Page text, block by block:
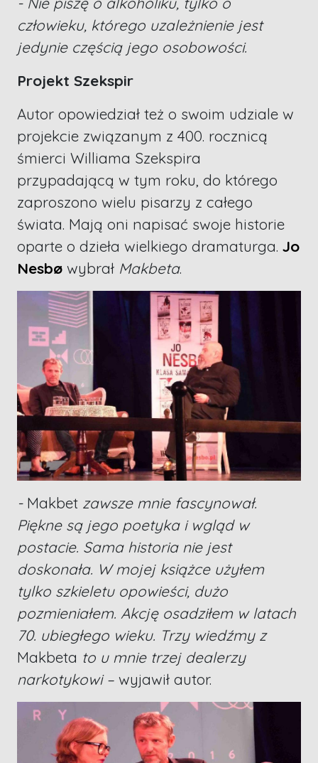
człowieku, którego uzależnienie jest
jedynie częścią jego osobowości.
Projekt Szekspir
Autor opowiedział też o swoim udziale w
projekcie związanym z 400. rocznicą
śmierci Williama Szekspira
przypadającą w tym roku, do którego
zaproszono wielu pisarzy z całego
świata. Mają oni napisać swoje historie
oparte o dzieła wielkiego dramaturga. Jo
Nesbø wybrał Makbeta.
- Makbet zawsze mnie fascynował.
Piękne są jego poetyka i wgląd w
postacie. Sama historia nie jest
doskonała. W mojej książce użyłem
tylko szkieletu opowieści, dużo
pozmieniałem. Akcję osadziłem w latach
70. ubiegłego wieku. Trzy wiedźmy z
Makbeta to u mnie trzej dealerzy
narkotykowi – wyjawił autor.